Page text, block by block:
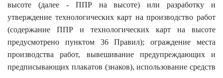
высоте (далее - ППР на высоте) или разработку и
утверждение технологических карт на производство работ
(содержание ППР и технологических карт на высоте
предусмотрено пунктом 36 Правил); ограждение места
производства работ, вывешивание предупреждающих и
предписывающих плакатов (знаков), использование средств